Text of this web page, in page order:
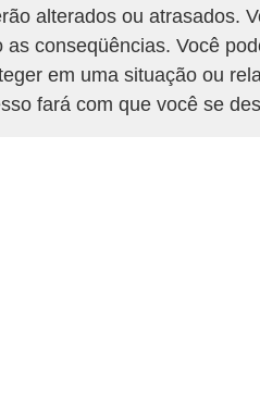
alterados ou atrasados.
as conseqüências. Você
em uma situação ou
fará com que você se